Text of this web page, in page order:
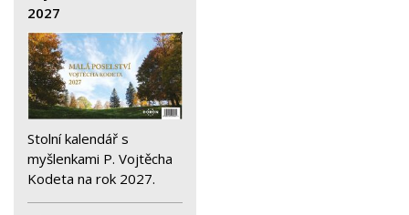
2027
Stolní kalendář s
myšlenkami P. Vojtěcha
Kodeta na rok 2027.